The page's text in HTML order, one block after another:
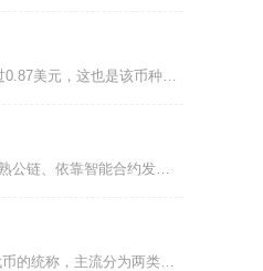
Seele元一币历史最高价格达到过0.87美元，这也是该币种上线交易之后创下的峰值价位，在
网上所说的代币，本质是依托成熟公链、依靠智能合约发行的链上数字权益凭证，区别于拥有独立主网
OMC币是市场中多款同名虚拟代币的统称，主流分为两类，一类是公链项目Omchain的原生代